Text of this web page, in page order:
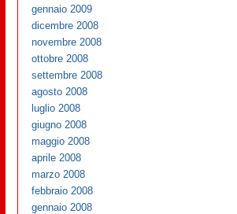
gennaio 2009
dicembre 2008
novembre 2008
ottobre 2008
settembre 2008
agosto 2008
luglio 2008
giugno 2008
maggio 2008
aprile 2008
marzo 2008
febbraio 2008
gennaio 2008